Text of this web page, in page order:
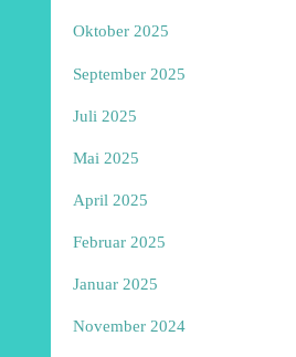
Oktober 2025
September 2025
Juli 2025
Mai 2025
April 2025
Februar 2025
Januar 2025
November 2024